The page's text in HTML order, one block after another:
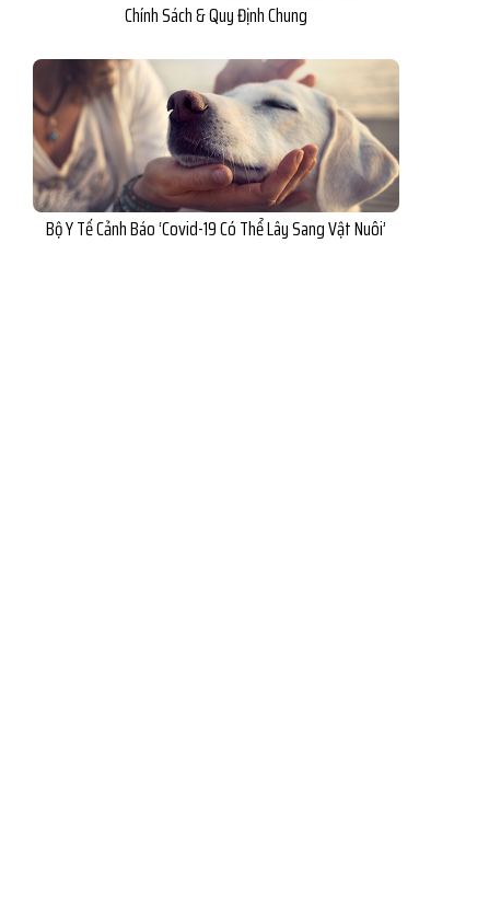
Chính Sách & Quy Định Chung
Bộ Y Tế Cảnh Báo ‘Covid-19 Có Thể Lây Sang Vật Nuôi’